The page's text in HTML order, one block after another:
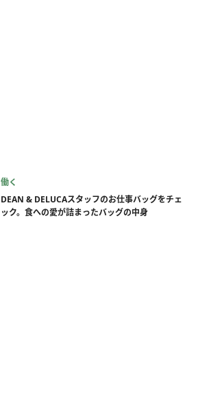
働く
DEAN & DELUCAスタッフのお仕事バッグをチェ
ック。食への愛が詰まったバッグの中身